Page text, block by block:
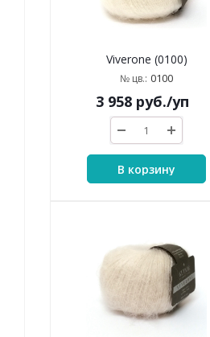
Viverone (0100)
№ цв.: 0100
3 958 руб./уп
В корзину